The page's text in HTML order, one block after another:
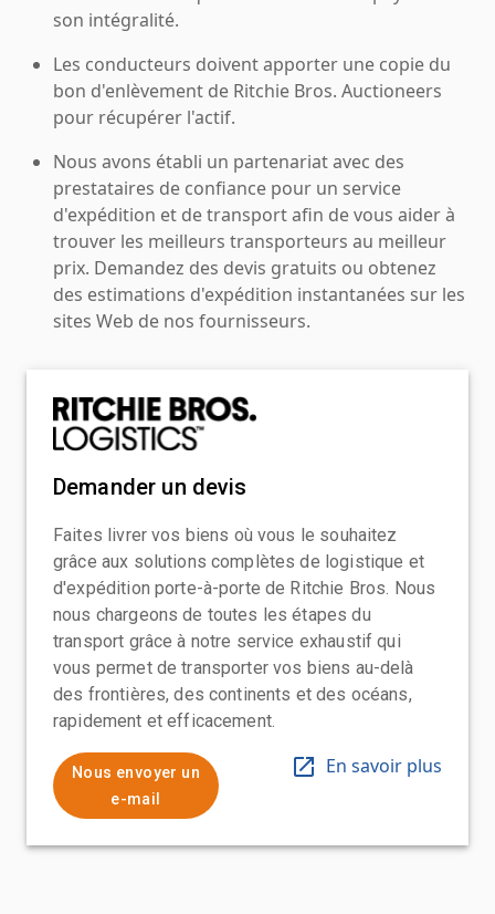
son intégralité.
Les conducteurs doivent apporter une copie du
bon d'enlèvement de Ritchie Bros. Auctioneers
pour récupérer l'actif.
Nous avons établi un partenariat avec des
prestataires de confiance pour un service
d'expédition et de transport afin de vous aider à
trouver les meilleurs transporteurs au meilleur
prix. Demandez des devis gratuits ou obtenez
des estimations d'expédition instantanées sur les
sites Web de nos fournisseurs.
Demander un devis
Faites livrer vos biens où vous le souhaitez
grâce aux solutions complètes de logistique et
d'expédition porte-à-porte de Ritchie Bros. Nous
nous chargeons de toutes les étapes du
transport grâce à notre service exhaustif qui
vous permet de transporter vos biens au-delà
des frontières, des continents et des océans,
rapidement et efficacement.
Nous envoyer un
e-mail
En savoir plus